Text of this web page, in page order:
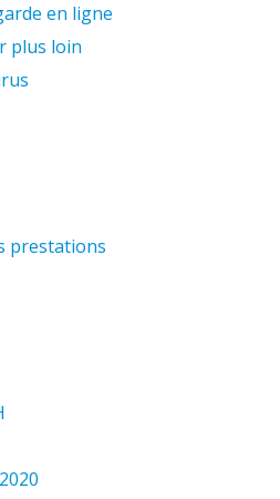
en ligne
plus loin
prestations